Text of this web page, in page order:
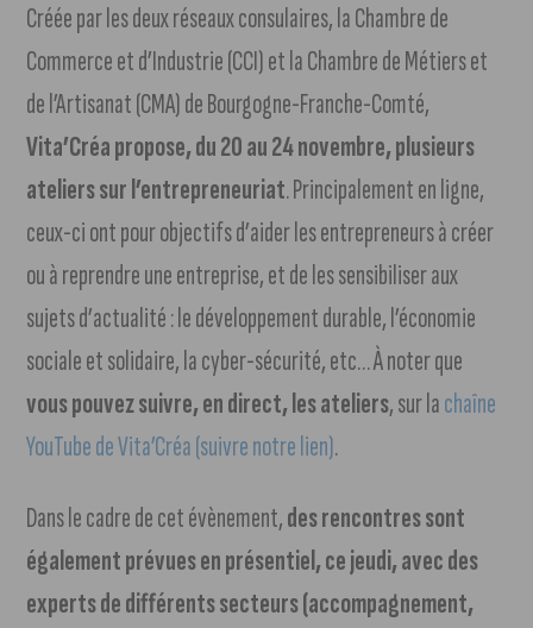
Créée par les deux réseaux consulaires, la Chambre de
Commerce et d’Industrie (CCI) et la Chambre de Métiers et
de l’Artisanat (CMA) de Bourgogne-Franche-Comté,
Vita’Créa propose, du 20 au 24 novembre, plusieurs
ateliers sur l’entrepreneuriat. Principalement en ligne,
ceux-ci ont pour objectifs d’aider les entrepreneurs à créer
ou à reprendre une entreprise, et de les sensibiliser aux
sujets d’actualité : le développement durable, l’économie
sociale et solidaire, la cyber-sécurité, etc… À noter que
vous pouvez suivre, en direct, les ateliers, sur lachaîne
YouTube de Vita’Créa (suivre notre lien).
Dans le cadre de cet évènement,des rencontres sont
également prévues en présentiel, ce jeudi, avec des
experts de différents secteurs (accompagnement,